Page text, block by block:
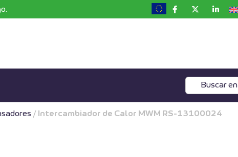
/ Intercambiador de Calor MWM RS-13100024